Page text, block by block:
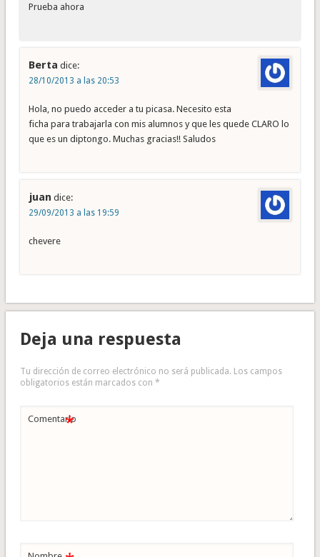
Prueba ahora
Berta dice:
28/10/2013 a las 20:53
Hola, no puedo acceder a tu picasa. Necesito esta
ficha para trabajarla con mis alumnos y que les quede CLARO lo
que es un diptongo. Muchas gracias!! Saludos
juan dice:
29/09/2013 a las 19:59
chevere
Deja una respuesta
Tu dirección de correo electrónico no será publicada. Los campos
obligatorios están marcados con *
Comentario
*